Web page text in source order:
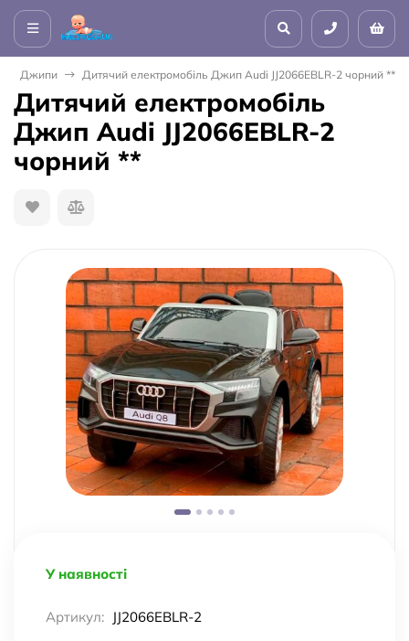
Джипи Дитячий електромобіль Джип Audi JJ2066EBLR-2 чорний **
Дитячий електромобіль
Джип Audi JJ2066EBLR-2
чорний **
У наявності
Артикул: JJ2066EBLR-2